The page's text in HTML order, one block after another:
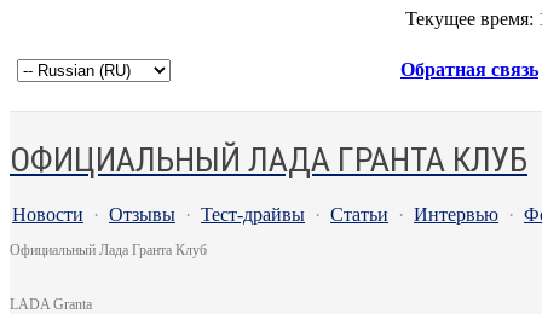
Текущее время:
Обратная связь
ОФИЦИАЛЬНЫЙ ЛАДА ГРАНТА КЛУБ
Новости · Отзывы · Тест-драйвы · Статьи · Интервью ·
Официальный Лада Гранта Клуб
LADA Granta